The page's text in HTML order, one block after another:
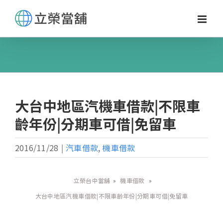
content
大台中地區汽機車借款|不限車
齡年份|分期車可借|免留車
2016/11/28 | 汽車借款,機車借款
立榮台中當舖 » 機車借款
»
大台中地區汽機車借款|不限車齡年份|分期車可借|免留車